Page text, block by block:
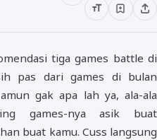
tiga games battle di
pas dari games di bulan
gak apa lah ya, ala-ala
games-nya asik buat
buat kamu. Cuss langsung